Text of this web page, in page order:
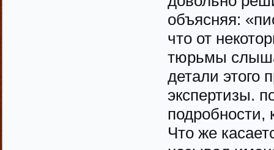
объясняя:
что от
тюрьмы
детали этого
экспертизы.
подробности,
Что же